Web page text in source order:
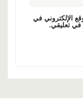
الإلكتروني في
في تعليقي.